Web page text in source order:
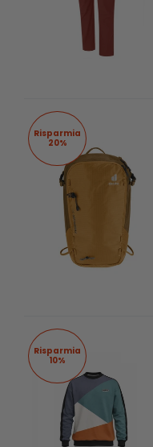
Risparmia
20%
Risparmia
10%